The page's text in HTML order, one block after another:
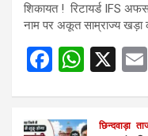
शिकायत ! रिटायर्ड IFS
नाम पर अकूत साम्राज्य
F
W X
छिन्दवाड़ा